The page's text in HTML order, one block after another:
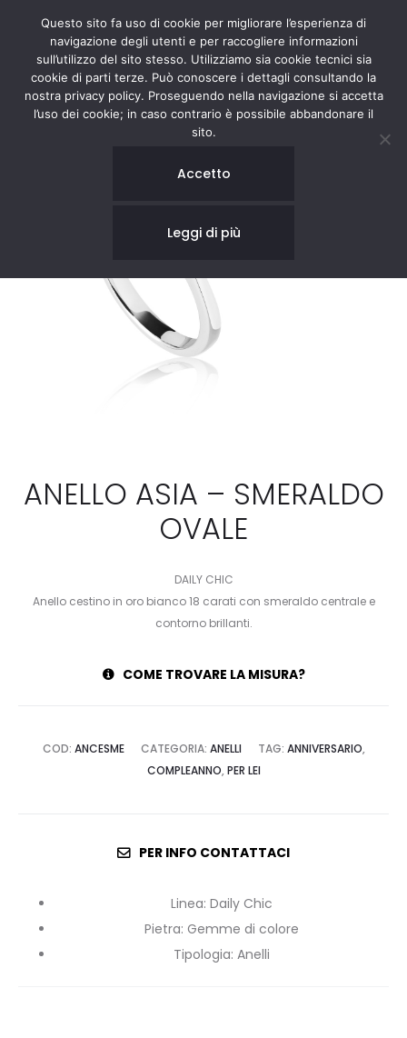
ANELLO ASIA – SMERALDO
OVALE
DAILY CHIC
Anello cestino in oro bianco 18 carati con smeraldo centrale e
contorno brillanti.
COME TROVARE LA MISURA?
COD: ANCESME CATEGORIA: ANELLI TAG: ANNIVERSARIO,
COMPLEANNO, PER LEI
PER INFO CONTATTACI
Linea: Daily Chic
Pietra: Gemme di colore
Tipologia: Anelli
Questo sito fa uso di cookie per migliorare l’esperienza di
navigazione degli utenti e per raccogliere informazioni
sull’utilizzo del sito stesso. Utilizziamo sia cookie tecnici sia
cookie di parti terze. Può conoscere i dettagli consultando la
nostra privacy policy. Proseguendo nella navigazione si accetta
l’uso dei cookie; in caso contrario è possibile abbandonare il
sito.
Accetto
Leggi di più